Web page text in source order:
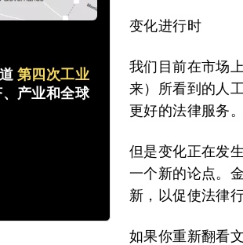
第四次工业
产业和全球
变化进行时
我们目前在市场
来）所看到的人
更好的法律服务
但是变化正在发
一个新的论点。
新，以促使法律
如果你重新翻看